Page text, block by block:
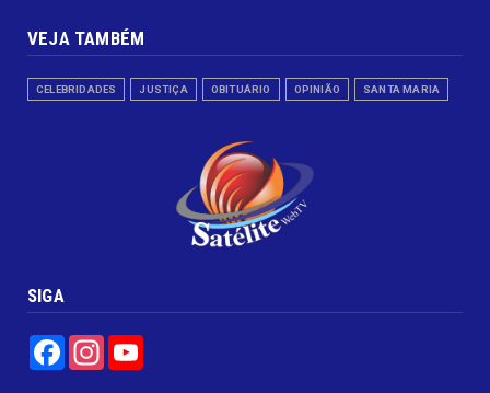
VEJA TAMBÉM
CELEBRIDADES JUSTIÇA OBITUÁRIO OPINIÃO SANTA MARIA
SIGA
FacebookInstagram